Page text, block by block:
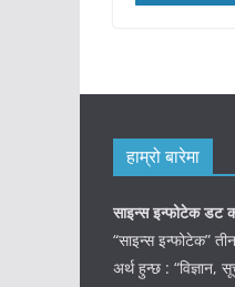
हाम्रो बारेमा
साइन्स इन्फोटेक डट
“साइन्स इन्फोटेक”
अर्थ हुन्छ : “विज्ञान,